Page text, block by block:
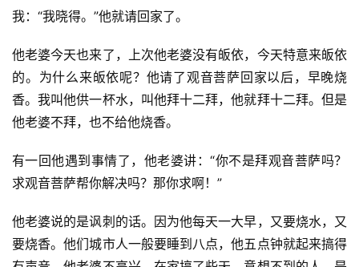
八
僧
音
高
僧
访
谈
心
乐
菩
我：“我晓得。”他就请回家了。
他老婆今天也来了，上次他老婆没有皈依，今天特意来皈依
的。为什么来皈依呢？他请了观音菩萨回家以后，早晚烧
香。我叫他供一杯水，叫他拜十二拜，他就拜十二拜。但是
他老婆不拜，也不给他烧香。
有一回他遇到事情了，他老婆讲：“你不是拜观音菩萨吗？
求观音菩萨帮你解决吗？那你求啊！”
他老婆说的是讽刺的话。因为他每天一大早，又要烧水，又
要烧香。他们城市人一般要睡到八点，他五点钟就起来搞得